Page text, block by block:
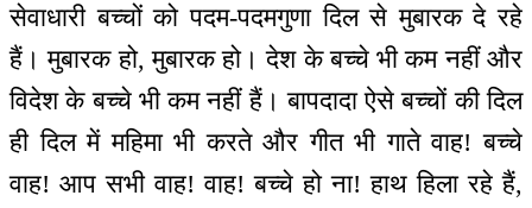
सेवाधारी बच्चों को पदम-पदमगुणा दिल से मुबारक दे रहे
हैं। मुबारक हो, मुबारक हो। देश के बच्चे भी कम नहीं और
विदेश के बच्चे भी कम नहीं हैं। बापदादा ऐसे बच्चों की दिल
ही दिल में महिमा भी करते और गीत भी गाते वाह! बच्चे
वाह! आप सभी वाह! वाह! बच्चे हो ना! हाथ हिला रहे हैं,